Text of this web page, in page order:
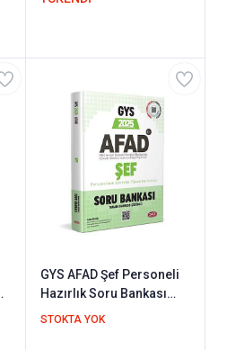
GYS AFAD Şef Personeli
Hazırlık Soru Bankası
Data Yayınları 2025
STOKTA YOK